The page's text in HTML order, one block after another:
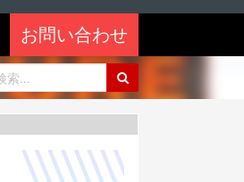
お問い合わせ